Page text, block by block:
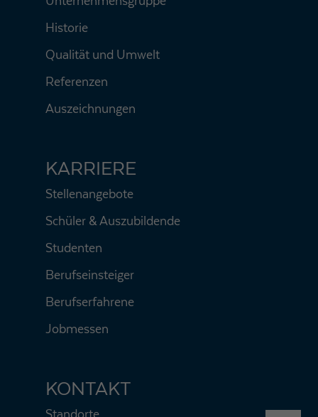
Historie
Qualität und Umwelt
Referenzen
Auszeichnungen
KARRIERE
Stellenangebote
Schüler & Auszubildende
Studenten
Berufseinsteiger
Berufserfahrene
Jobmessen
KONTAKT